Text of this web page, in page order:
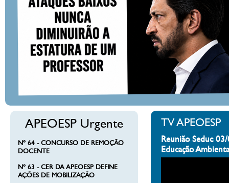
APEOESP Urgente
Nº 64 - CONCURSO DE REMOÇÃO
DOCENTE
Nº 63 - CER DA APEOESP DEFINE
AÇÕES DE MOBILIZAÇÃO
TV APEOESP
Reunião Seduc
Educação